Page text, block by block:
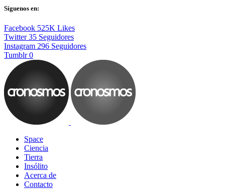
Síguenos en:
Facebook 525K Likes
Twitter 35 Seguidores
Instagram 296 Seguidores
Tumblr 0
Space
Ciencia
Tierra
Insólito
Acerca de
Contacto